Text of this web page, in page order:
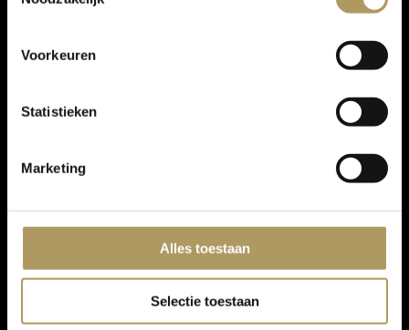
Voorkeuren
Statistieken
Marketing
Alles toestaan
Selectie toestaan